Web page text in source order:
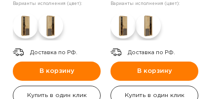
Варианты исполнения (цвет):
Доставка по РФ.
В корзину
Купить в один клик
Варианты исполнения (цвет):
Доставка по РФ.
В корзину
Купить в один клик